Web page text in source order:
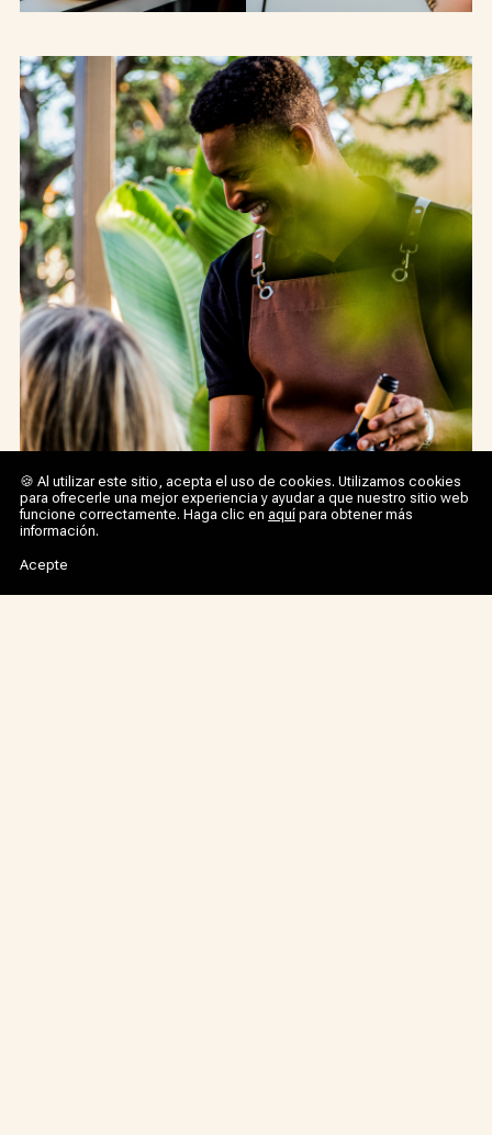
🍪 Al utilizar este sitio, acepta el uso de cookies. Utilizamos cookies
para ofrecerle una mejor experiencia y ayudar a que nuestro sitio web
funcione correctamente. Haga clic en aquípara obtener más
información.
Acepte